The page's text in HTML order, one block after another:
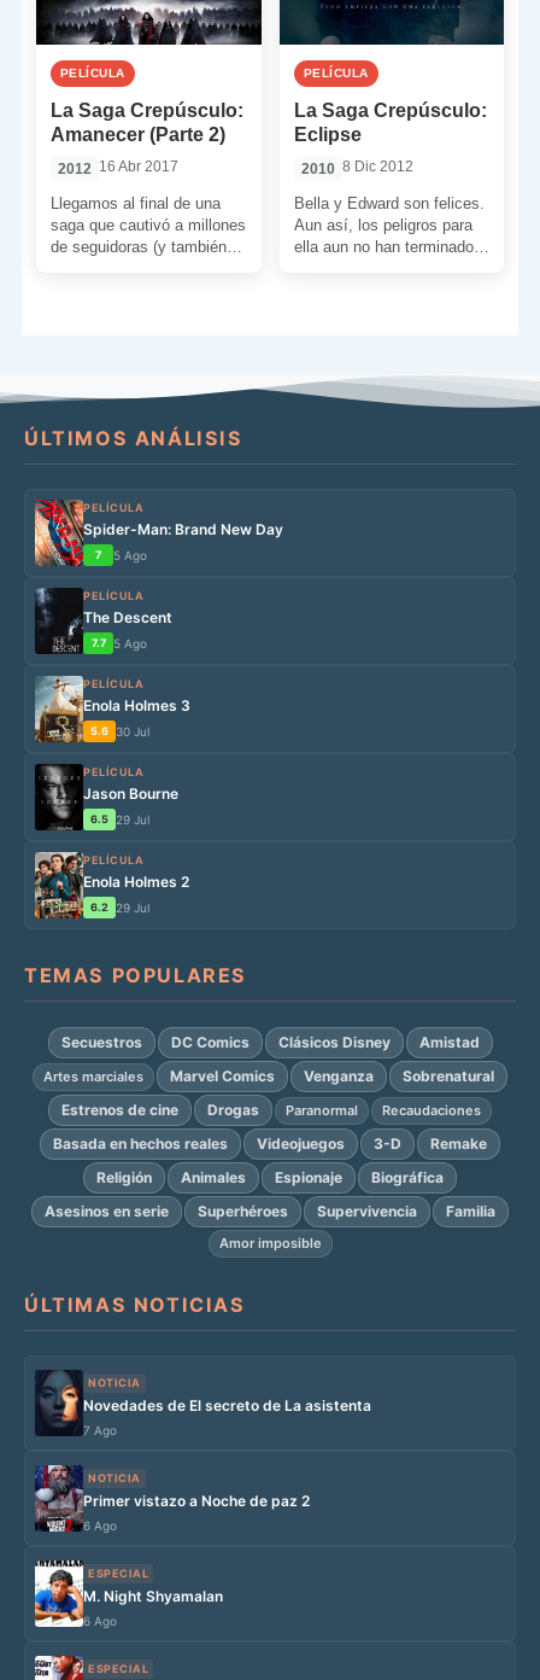
PELÍCULA
La Saga Crepúsculo:
Amanecer (Parte 2)
2012 16 Abr 2017
Llegamos al final de una
saga que cautivó a millones
de seguidoras (y también
PELÍCULA
La Saga Crepúsculo:
Eclipse
2010 8 Dic 2012
Bella y Edward son felices.
Aun así, los peligros para
ella aun no han terminado,
ÚLTIMOS ANÁLISIS
PELÍCULA
Spider-Man: Brand New Day
7 5 Ago
PELÍCULA
The Descent
7.7 5 Ago
PELÍCULA
Enola Holmes 3
5.6 30 Jul
PELÍCULA
Jason Bourne
6.5 29 Jul
PELÍCULA
Enola Holmes 2
6.2 29 Jul
TEMAS POPULARES
Secuestros DC Comics Clásicos Disney Amistad
Artes marciales Marvel Comics Venganza
Sobrenatural
Estrenos de cine
Drogas Paranormal Recaudaciones
Basada en hechos reales Videojuegos 3-D
Remake
Religión
Animales Espionaje
Biográfica
Asesinos en serie
Superhéroes Supervivencia Familia
Amor imposible
ÚLTIMAS NOTICIAS
NOTICIA
Novedades de El secreto de La asistenta
7 Ago
NOTICIA
Primer vistazo a Noche de paz 2
6 Ago
ESPECIAL
M. Night Shyamalan
6 Ago
ESPECIAL